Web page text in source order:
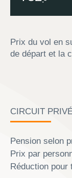
Prix du vol en
de départ et la
CIRCUIT
Pension selon
Prix par
Réduction pour